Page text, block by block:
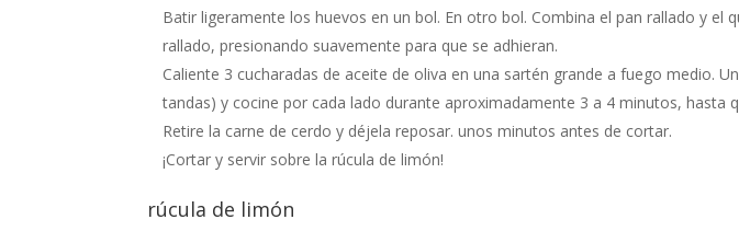
Batir ligeramente los huevos en un bol. En otro bol. Combina el pan rallado y el
rallado, presionando suavemente para que se adhieran.
Caliente 3 cucharadas de aceite de oliva en una sartén grande a fuego medio.
tandas) y cocine por cada lado durante aproximadamente 3 a 4 minutos,
Retire la carne de cerdo y déjela reposar. unos minutos antes de cortar.
¡Cortar y servir sobre la rúcula de limón!
rúcula de limón